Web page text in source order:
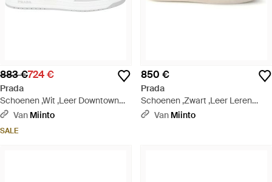
883 €724 €
Prada
Schoenen ,Wit ,Leer Downtown
Leren Sneakers - Wit
Van Miinto
SALE
850 €
Prada
Schoenen ,Zwart ,Leer Leren
Sneakers Met Iconisch Ontwerp -
Van Miinto